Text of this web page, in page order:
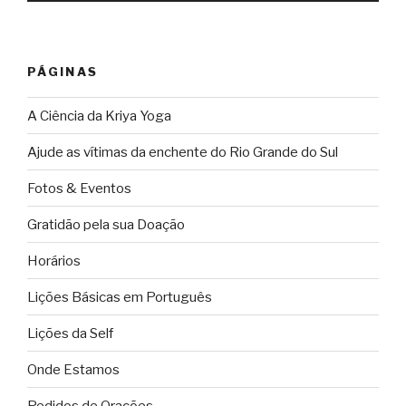
PÁGINAS
A Ciência da Kriya Yoga
Ajude as vítimas da enchente do Rio Grande do Sul
Fotos & Eventos
Gratidão pela sua Doação
Horários
Lições Básicas em Português
Lições da Self
Onde Estamos